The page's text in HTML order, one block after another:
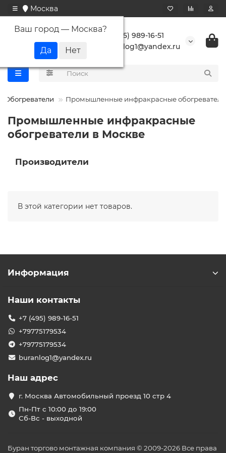
Москва
Ваш город — Москва?
+7 (495) 989-16-51
buranlog1@yandex.ru
Обогреватели Промышленные инфракрасные обогреватели
Промышленные инфракрасные
обогреватели в Москве
Производители
В этой категории нет товаров.
Информация
Наши контакты
+7 (495) 989-16-51
+79775179534
+79775179534
buranlog1@yandex.ru
Наш адрес
г. Москва Автомобильный проезд 10 стр 4
Пн-Пт с 10:00 до 19:00
Сб-Вс - выходной
Буран торгово монтажная компания © 2009-2026 Все права